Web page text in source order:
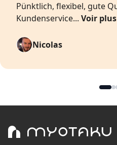
Pünktlich, flexibel, gute
Kundenservice... Voir plus
Nicolas